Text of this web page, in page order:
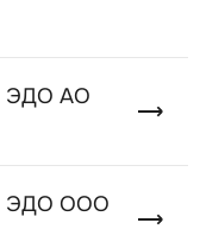
ЭДО АО
ЭДО ООО